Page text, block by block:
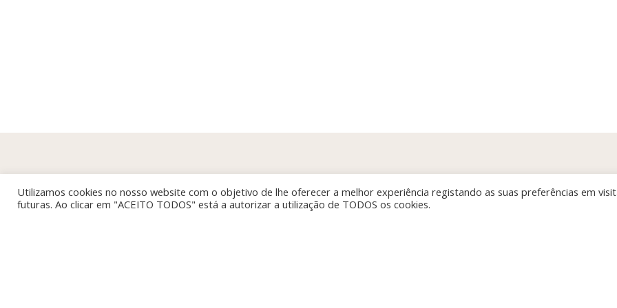
Utilizamos cookies no nosso website com o objetivo de lhe oferecer a melhor experiência registando as suas preferências em
futuras. Ao clicar em "ACEITO TODOS" está a autorizar a utilização de TODOS os cookies.